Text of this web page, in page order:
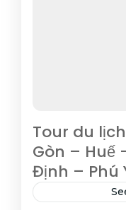
Tour du
Gòn – Huế
Định – Phú